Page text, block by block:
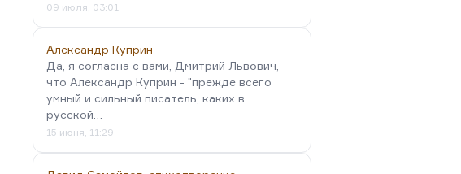
09 июля, 03:01
Александр Куприн
Да, я согласна с вами, Дмитрий Львович,
что Александр Куприн - "прежде всего
умный и сильный писатель, каких в
русской…
15 июня, 11:29